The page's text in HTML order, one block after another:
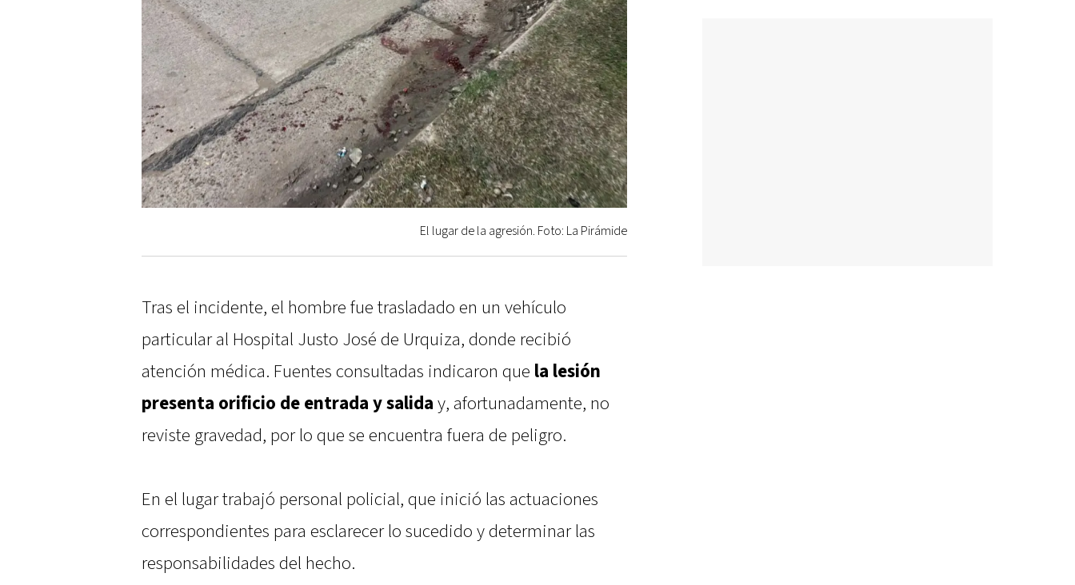
El lugar de la agresión. Foto: La Pirámide
Tras el incidente, el hombre fue trasladado en un vehículo
particular al Hospital Justo José de Urquiza, donde recibió
atención médica. Fuentes consultadas indicaron que la lesión
presenta orificio de entrada y salida y, afortunadamente, no
reviste gravedad, por lo que se encuentra fuera de peligro.
En el lugar trabajó personal policial, que inició las actuaciones
correspondientes para esclarecer lo sucedido y determinar las
responsabilidades del hecho.